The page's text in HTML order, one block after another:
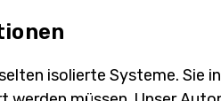
isolierte Systeme. Sie